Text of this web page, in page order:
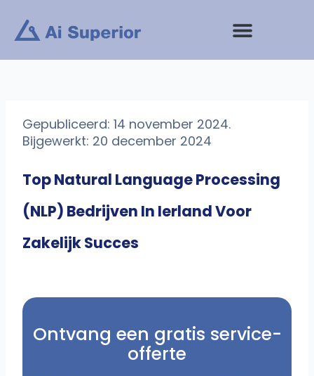
inhoud
Gepubliceerd: 14 november 2024.
Bijgewerkt: 20 december 2024
Top Natural Language Processing
(NLP) Bedrijven In Ierland Voor
Zakelijk Succes
Ontvang een gratis service-
offerte